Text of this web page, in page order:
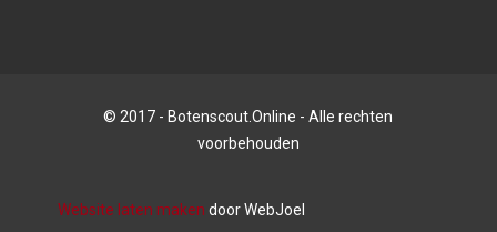
© 2017 - Botenscout.Online - Alle rechten
voorbehouden
Website laten maken door WebJoel